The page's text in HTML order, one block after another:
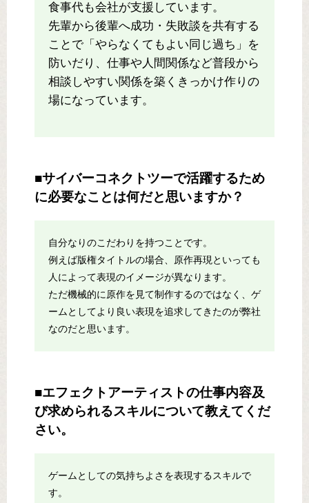
食事代も会社が支援しています。
先輩から後輩へ成功・失敗談を共有する
ことで「やらなくてもよい同じ過ち」を
防いだり、仕事や人間関係など普段から
相談しやすい関係を築くきっかけ作りの
場になっています。
■サイバーコネクトツーで活躍するため
に必要なことは何だと思いますか？
自分なりのこだわりを持つことです。
例えば版権タイトルの場合、原作再現といっても
人によって表現のイメージが異なります。
ただ機械的に原作を見て制作するのではなく、ゲ
ームとしてより良い表現を追求してきたのが弊社
なのだと思います。
■エフェクトアーティストの仕事内容及
び求められるスキルについて教えてくだ
さい。
ゲームとしての気持ちよさを表現するスキルで
す。